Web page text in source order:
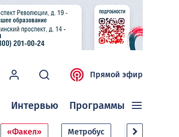
Прямой эфир
Интервью Программы
«Факел» Метробус Дачный